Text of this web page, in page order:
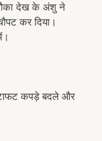
देख के अंशु ने
कर दिया।
कपड़े बदले और